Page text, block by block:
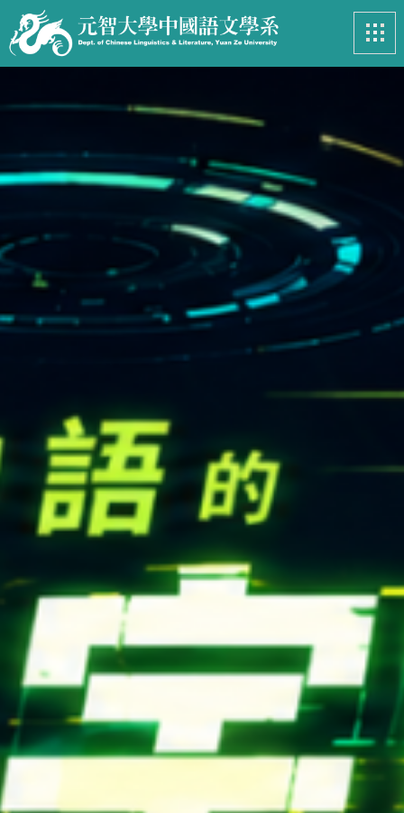
最新消息
系所簡介
招生專區 Admissions
學生事務
高中生懶人包 High school
CONTACT
Email： cldept@saturn.yzu.edu.tw
校本部電話：+886-3-4638800 #2706,2707
桃園市中壢區遠東路 135 號  元智五館 6 樓